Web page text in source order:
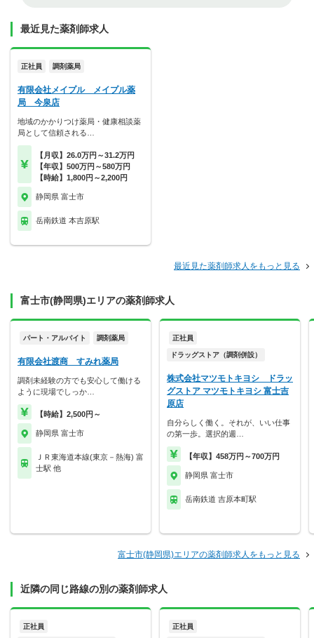
最近見た薬剤師求人
正社員 調剤薬局
有限会社メイプル メイプル薬
局 今泉店
地域のかかりつけ薬局・健康相談薬
局として信頼される…
【月収】26.0万円～31.2万円
【年収】500万円～580万円
【時給】1,800円～2,200円
静岡県 富士市
岳南鉄道 本吉原駅
最近見た薬剤師求人をもっと見る
富士市(静岡県)エリアの薬剤師求人
パート・アルバイト 調剤薬局
有限会社渡商 すみれ薬局
調剤未経験の方でも安心して働ける
ように現場でしっか…
【時給】2,500円～
静岡県 富士市
ＪＲ東海道本線(東京－熱海) 富
士駅 他
正社員
ドラッグストア（調剤併設）
株式会社マツモトキヨシ ドラッ
グストア マツモトキヨシ 富士吉
原店
自分らしく働く。それが、いい仕事
の第一歩。選択的週…
【年収】458万円～700万円
静岡県 富士市
岳南鉄道 吉原本町駅
富士市(静岡県)エリアの薬剤師求人をもっと見る
近隣の同じ路線の別の薬剤師求人
正社員 正社員